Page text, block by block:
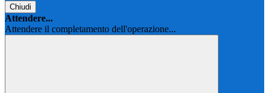
Chiudi
Attendere...
Attendere il completamento dell'operazione...